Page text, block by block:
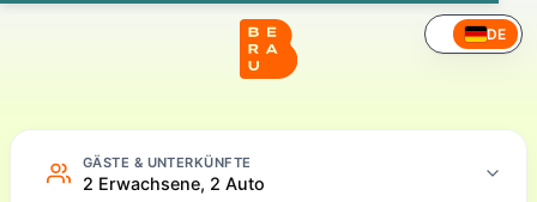
DE
Camping – Online buchen
GÄSTE & UNTERKÜNFTE
2 Erwachsene, 2 Auto